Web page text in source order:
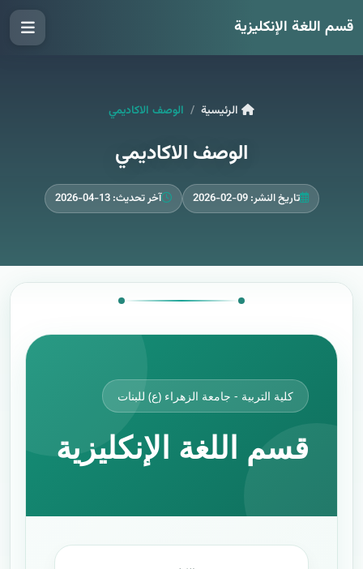
قسم اللغة الإنكليزية
الرئيسية الوصف الاكاديمي
الوصف الاكاديمي
تاريخ النشر: 09-02-2026 آخر تحديث: 13-04-2026
كلية التربية - جامعة الزهراء (ع) للبنات
قسم اللغة الإنكليزية